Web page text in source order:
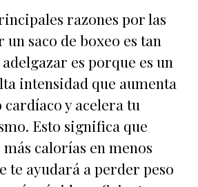
razones por las
un saco de boxeo es tan
es porque es un
intensidad que aumenta
y acelera tu
Esto significa que
calorías en menos
te ayudará a perder peso